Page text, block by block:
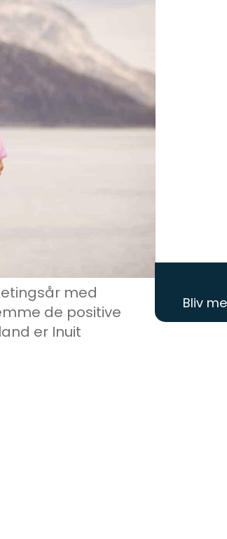
Bliv
med
de positive
er Inuit